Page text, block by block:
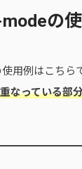
の
用例はこちら
なっている部